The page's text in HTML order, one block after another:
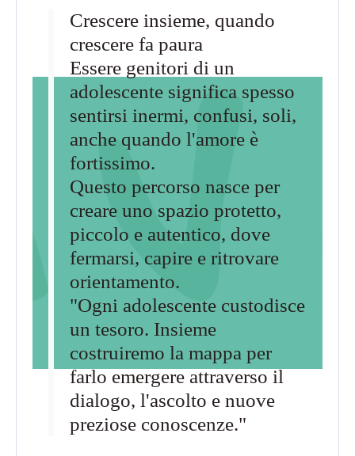
Crescere insieme, quando
crescere fa paura
Essere genitori di un
adolescente significa spesso
sentirsi inermi, confusi, soli,
anche quando l'amore è
fortissimo.
Questo percorso nasce per
creare uno spazio protetto,
piccolo e autentico, dove
fermarsi, capire e ritrovare
orientamento.
"Ogni adolescente custodisce
un tesoro. Insieme
costruiremo la mappa per
farlo emergere attraverso il
dialogo, l'ascolto e nuove
preziose conoscenze."